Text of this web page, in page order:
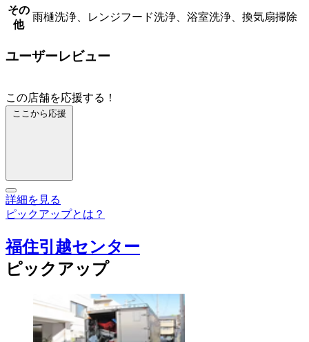
その
他
雨樋洗浄、レンジフード洗浄、浴室洗浄、換気扇掃除
ユーザーレビュー
この店舗を応援する！
ここから応援
詳細を見る
ピックアップとは？
福住引越センター
ピックアップ